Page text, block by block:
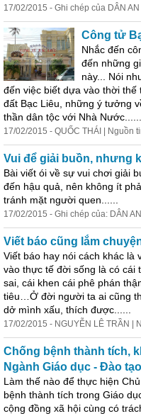
17/02/2015 - Ghi chép của DÂN
Công tử
Nhắc đến
đến những
này... Nói
đến việc biết dựa vào thời thế
đất Bạc Liêu, những ý tưởng
thần dân tộc với Nhà Nước......
17/02/2015 - QUỐC THÁI | Nguồn
Vui để giải buồn, nhưng
Bài viết ói về sự vui chơi giải
đến hậu quả, nên không ít
tránh mặt người quen......
17/02/2015 - Ghi chép của: DÂN
Viết báo cũng lắm
Viết báo hay nói cách khác là
vào thực tế đời sống là có cái
sai, cái khen cái phê phán
tiêu…Ở đời người ta ai cũng
dở mình xấu, thích được......
17/02/2015 - NGUYỄN LÊ TRẦN |
Chống bệnh thành tích,
Ngành Giáo dục - Đào tạo
Làm thế nào để thực hiện
bệnh thành tích trong Giáo
cộng đồng xã hội cùng có